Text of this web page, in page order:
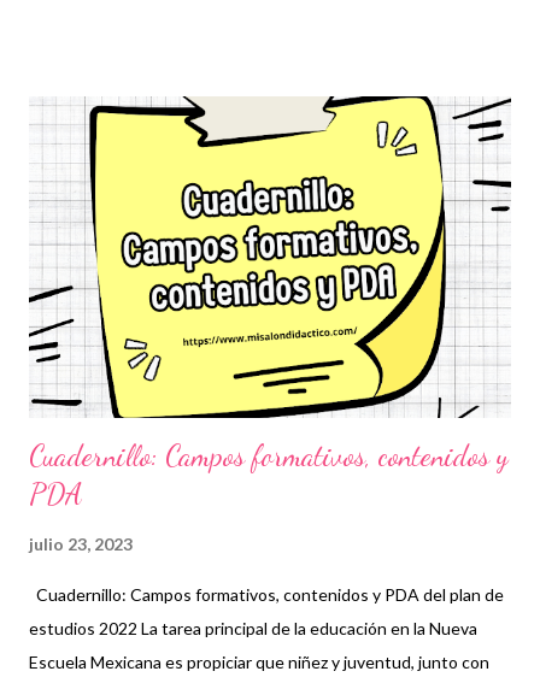
desafíos matemáticos con confianza. La Importancia de la
Práctica Continua: En el quinto grado, el dominio de la suma y
resta es esencial para abordar conceptos matemáticos más
complejos en el futuro. Los ejercicios diseñados
específicamente para este nivel no solo consolidan
conocimientos previos sino que también sientan las bases para
enfrentar problemas más desafiantes. Ejercicios de Suma:
Sumas de Números Grandes: A través de ejercicios que in...
Cuadernillo: Campos formativos, contenidos y
PDA
julio 23, 2023
Cuadernillo: Campos formativos, contenidos y PDA del plan de
estudios 2022 La tarea principal de la educación en la Nueva
Escuela Mexicana es propiciar que niñez y juventud, junto con